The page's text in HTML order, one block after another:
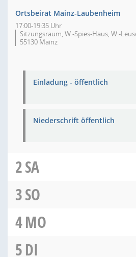
Ortsbeirat Mainz-Laubenheim
17:00-19:35 Uhr
Sitzungsraum, W.-Spies-Haus, W.-
55130 Mainz
Einladung - öffentlich
Niederschrift öffentlich
2SA
3SO
4MO
5DI